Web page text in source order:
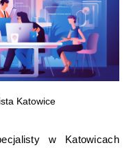
Katowice
w Katowicach